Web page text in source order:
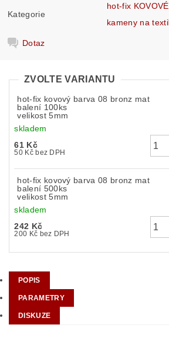
Kategorie
hot-fix
kameny na
Dotaz
ZVOLTE VARIANTU
hot-fix kovový barva 08 bronz mat
balení 100ks
velikost 5mm
skladem
61 Kč
50 Kč bez DPH
hot-fix kovový barva 08 bronz mat
balení 500ks
velikost 5mm
skladem
242 Kč
200 Kč bez DPH
POPIS
PARAMETRY
DISKUZE